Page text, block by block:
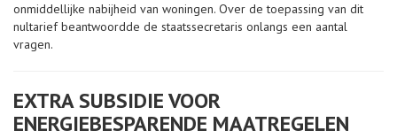
onmiddellijke nabijheid van woningen. Over de toepassing van dit
nultarief beantwoordde de staatssecretaris onlangs een aantal
vragen.
EXTRA SUBSIDIE VOOR
ENERGIEBESPARENDE MAATREGELEN